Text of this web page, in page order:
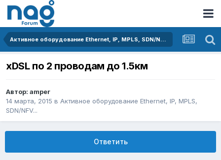
Активное оборудование Ethernet, IP, MPLS, SDN/NFV...
xDSL по 2 проводам до 1.5км
Автор: amper
14 марта, 2015 в Активное оборудование Ethernet, IP, MPLS,
SDN/NFV...
Ответить